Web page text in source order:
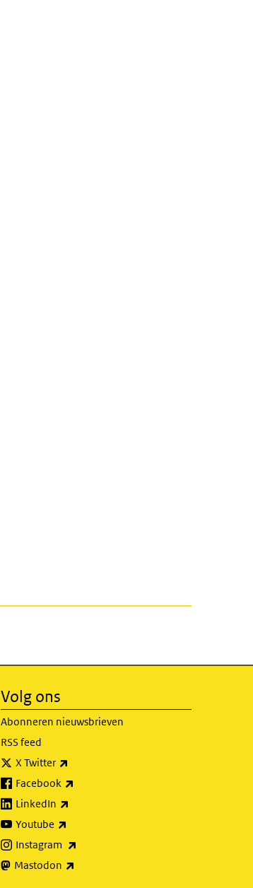
Volg ons
Abonneren nieuwsbrieven
RSS feed
X Twitter
Facebook
LinkedIn
Youtube
Instagram
Mastodon